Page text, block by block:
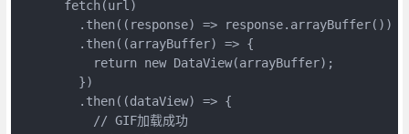
      fetch(url)
        .then((response) => response.arrayBuffer())
        .then((arrayBuffer) => {
          return new DataView(arrayBuffer);
        })
        .then((dataView) => {
          // GIF加载成功